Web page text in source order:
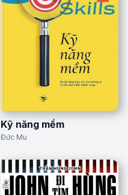
Kỹ năng mềm
Đức Mu